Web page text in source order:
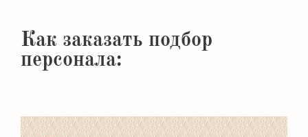
Как заказать подбор
персонала: